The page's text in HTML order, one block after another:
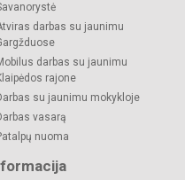
darbas su jaunimu
darbas su jaunimu
rajone
su jaunimu mokykloje
vasarą
nuoma